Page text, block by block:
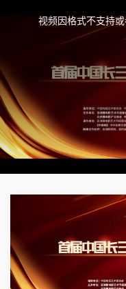
视频因格式不支持